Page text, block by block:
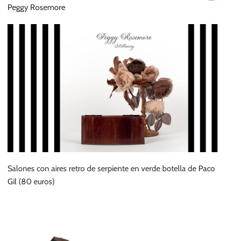
Peggy Rosemore
Salones con aires retro de serpiente en verde botella de Paco
Gil (80 euros)